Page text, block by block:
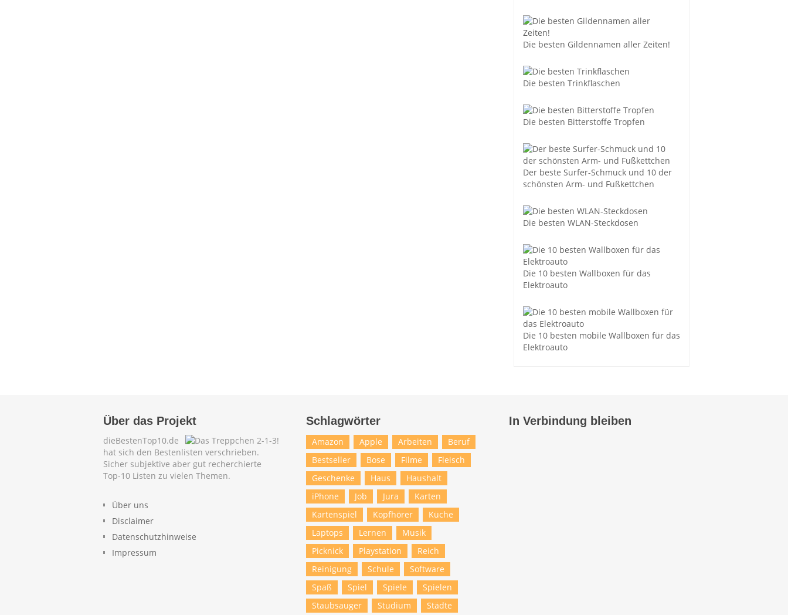
Die besten Gildennamen aller Zeiten!
Die besten Trinkflaschen
Die besten Bitterstoffe Tropfen
Der beste Surfer-Schmuck und 10 der
schönsten Arm- und Fußkettchen
Die besten WLAN-Steckdosen
Die 10 besten Wallboxen für das
Elektroauto
Die 10 besten mobile Wallboxen für das
Elektroauto
Über das Projekt
dieBestenTop10.de
hat sich den Bestenlisten verschrieben.
Sicher subjektive aber gut recherchierte
Top-10 Listen zu vielen Themen.
Über uns
Disclaimer
Datenschutzhinweise
Impressum
Schlagwörter
Amazon Apple Arbeiten
Beruf
Bestseller
Bose Filme
Fleisch
Geschenke
Haus
Haushalt
iPhone
Job Jura
Karten
Kartenspiel
Kopfhörer
Küche
Laptops
Lernen
Musik
Picknick
Playstation
Reich
Reinigung
Schule
Software
Spaß
Spiel Spiele
Spielen
Staubsauger
Studium Städte
In Verbindung bleiben